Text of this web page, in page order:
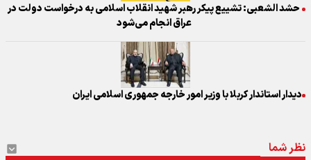
حشد الشعبی: تشییع پیکر رهبر شهید انقلاب اسلامی به درخواست دولت در
عراق انجام می‌شود
دیدار استاندار کربلا با وزیر امور خارجه جمهوری اسلامی ایران
نظر شما